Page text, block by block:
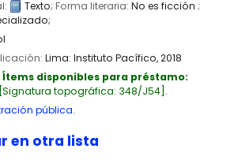
Texto; Forma literaria: No es ficción ;
Lima: Instituto Pacífico,2018
Ítems disponibles para préstamo:
Signatura topográfica: 348/J54 .
pública.
en otra lista